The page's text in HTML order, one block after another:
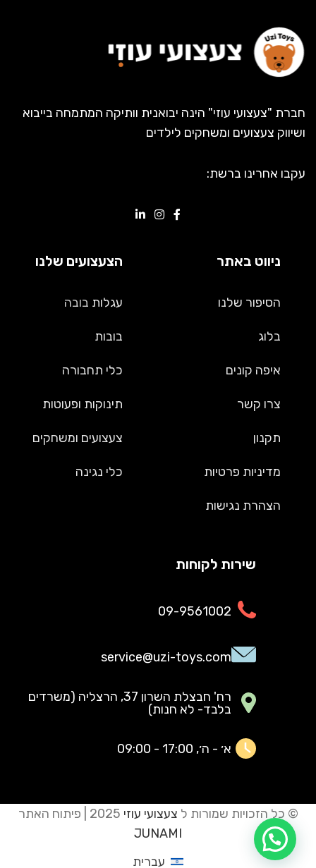
חברת "צעצועי עוזי" הינה יבואנית וותיקה המתמחה בייבוא
ושיווק צעצועים ומשחקים לילדים
עקבו אחרינו ברשת:
ניווט באתר
הסיפור שלנו
בלוג
איפה קונים
צרו קשר
תקנון
מדיניות פרטיות
הצהרת נגישות
הצעצועים שלנו
עגלות בובה
בובות
כלי תחבורה
תינוקות ופעוטות
צעצועים ומשחקים
כלי נגינה
שירות לקוחות
09-9561002
service@uzi-toys.com
רח' חבצלת השרון 37, הרצליה (משרדים
בלבד- לא חנות)
א׳ - ה׳, 17:00 - 09:00
© כל הזכויות שמורות ל צעצועי עוזי
JUNAMI
עברית